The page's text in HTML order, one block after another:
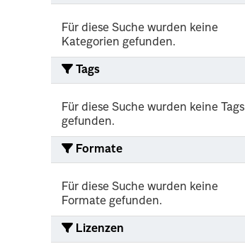
Für diese Suche wurden keine
Kategorien gefunden.
Tags
Für diese Suche wurden keine Tags
gefunden.
Formate
Für diese Suche wurden keine
Formate gefunden.
Lizenzen